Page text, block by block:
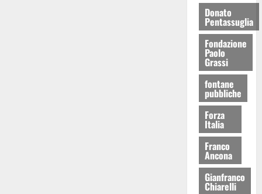
Donato
Pentassuglia
Fondazione
Paolo
Grassi
fontane
pubbliche
Forza
Italia
Franco
Ancona
Gianfranco
Chiarelli